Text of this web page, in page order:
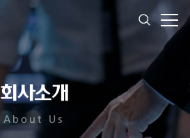
회사소개
About Us